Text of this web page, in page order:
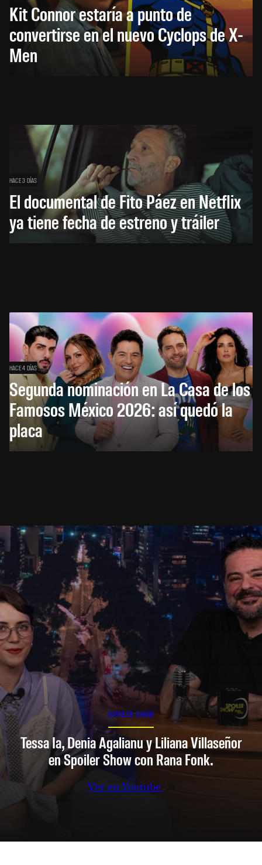
Kit Connor estaría a punto de
convertirse en el nuevo Cyclops de X-
Men
HACE 3 DÍAS
El documental de Fito Páez en Netflix
ya tiene fecha de estreno y tráiler
HACE 4 DÍAS
Segunda nominación en La Casa de los
Famosos México 2026: así quedó la
placa
SPOILER SHOW
Tessa Ia, Denia Agalianu y Liliana Villaseñor
en Spoiler Show con Rana Fonk.
Ver en Youtube